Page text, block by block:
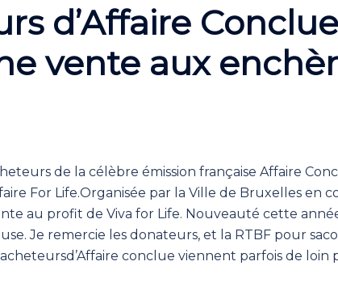
d’Affaire
vente aux
de la célèbre émission française Affaire
For Life.Organisée par la Ville de Bruxelles en
au profit de Viva for Life. Nouveauté cette
Je remercie les donateurs, et la RTBF pour
conclue viennent parfois de loin